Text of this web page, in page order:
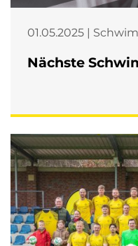
01.05.2025 |
Nächste